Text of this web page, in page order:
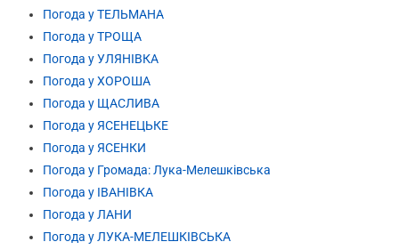
Погода у ТЕЛЬМАНА
Погода у ТРОЩА
Погода у УЛЯНІВКА
Погода у ХОРОША
Погода у ЩАСЛИВА
Погода у ЯСЕНЕЦЬКЕ
Погода у ЯСЕНКИ
Погода у Громада: Лука-Мелешківська
Погода у ІВАНІВКА
Погода у ЛАНИ
Погода у ЛУКА-МЕЛЕШКІВСЬКА